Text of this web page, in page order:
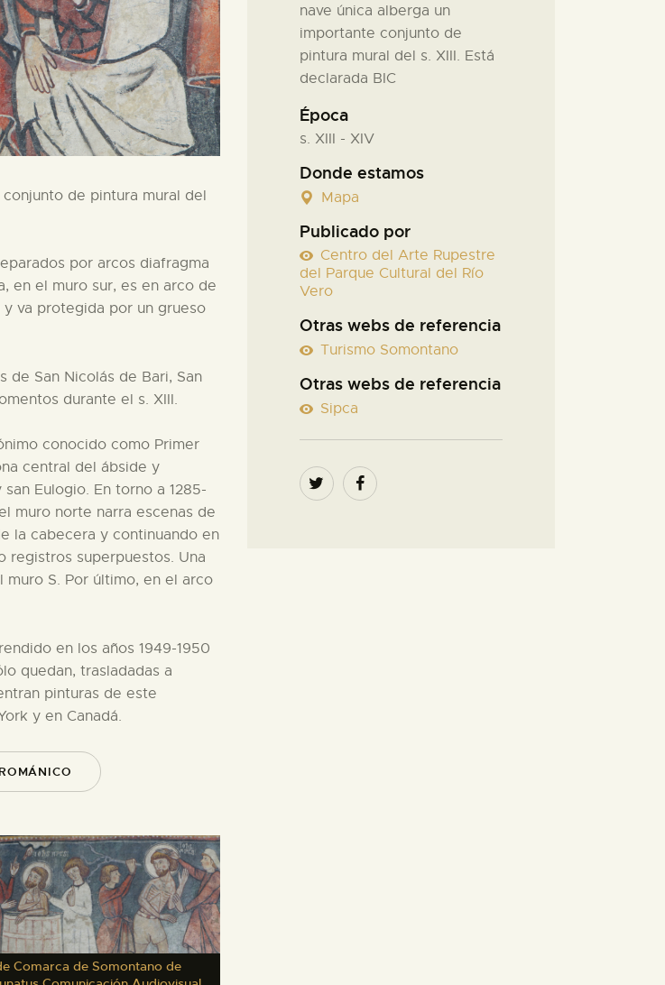
de pintura mural del
por arcos diafragma
en el muro sur, es en arco de
va protegida por un grueso
de San Nicolás de Bari, San
durante el s. XIII.
conocido como Primer
central del ábside y
Eulogio. En torno a 1285-
muro norte narra escenas de
la cabecera y continuando en
registros superpuestos. Una
S. Por último, en el arco
en los años 1949-1950
quedan, trasladadas a
pinturas de este
y en Canadá.
ROMÁNICO
Comarca de Somontano de
nave única alberga un
importante conjunto de
pintura mural del s. XIII. Está
declarada BIC
Época
s. XIII - XIV
Donde estamos
Mapa
Publicado por
Centro del Arte Rupestre
del Parque Cultural del Río
Vero
Otras webs de referencia
Turismo Somontano
Otras webs de referencia
Sipca